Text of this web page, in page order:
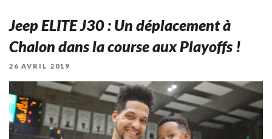
Jeep ELITE J30 : Un déplacement à
Chalon dans la course aux Playoffs !
PUBLIÉ
26 AVRIL 2019